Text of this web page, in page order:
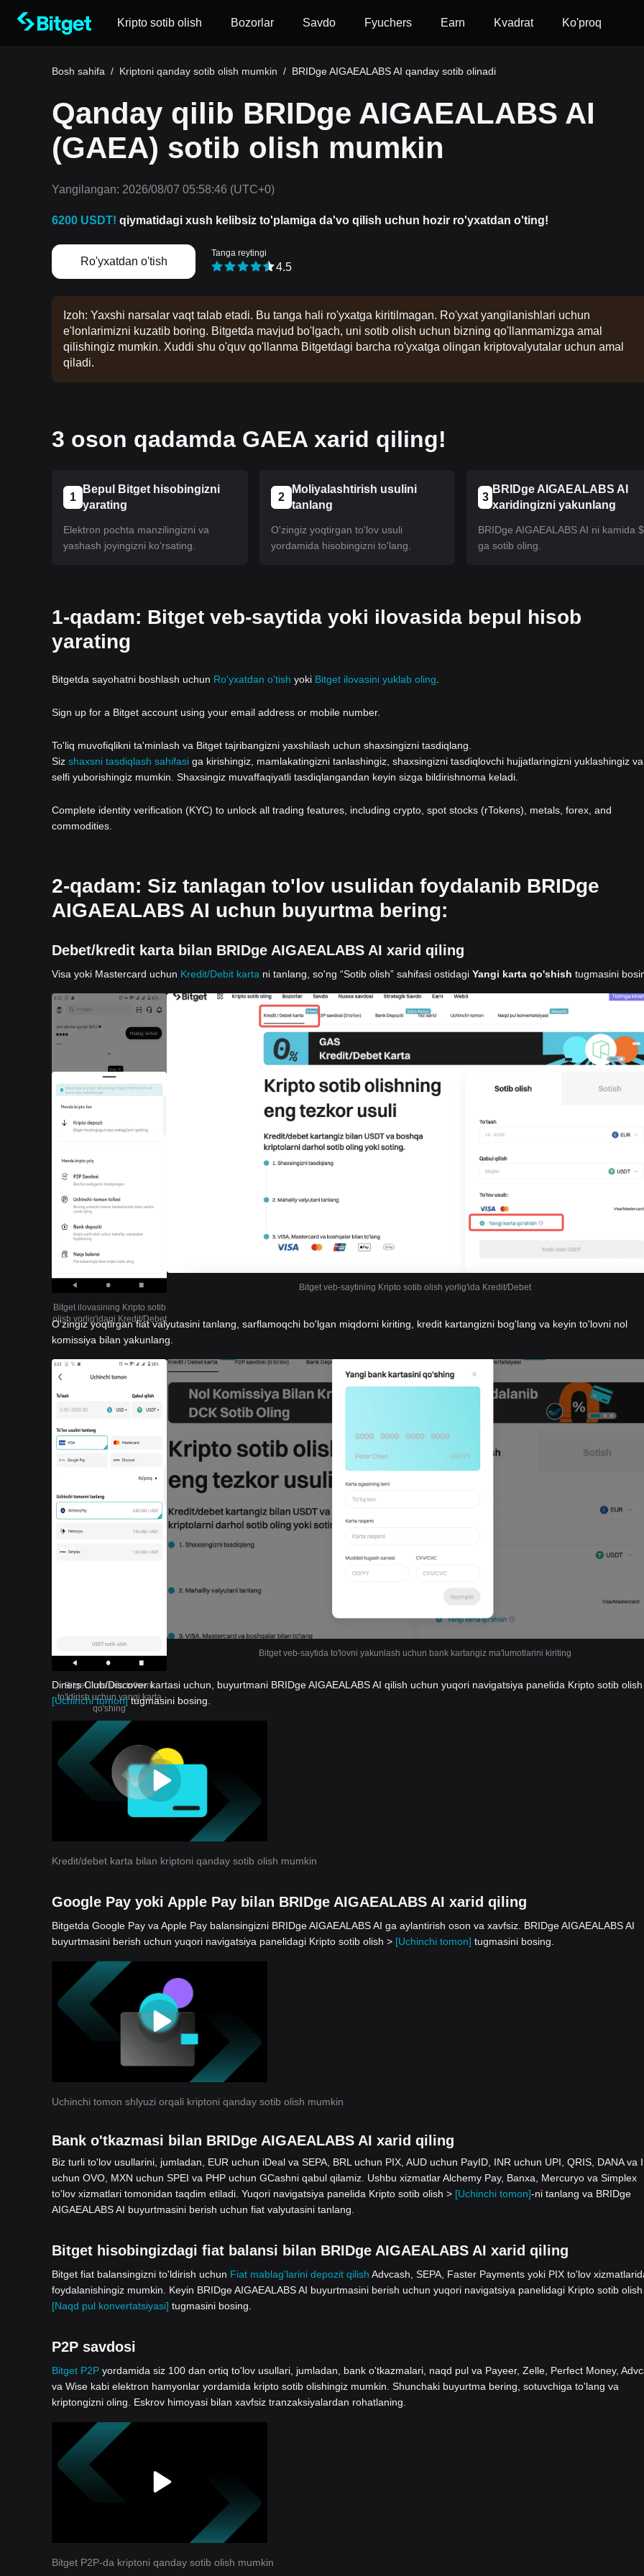
Kripto sotib olish Bozorlar Savdo Fyuchers Earn Kvadrat Ko'proq
Bosh sahifa / Kriptoni qanday sotib olish mumkin / BRIDge AIGAEALABS AI qanday sotib olinadi
Qanday qilib BRIDge AIGAEALABS AI
(GAEA) sotib olish mumkin
Yangilangan: 2026/08/07 05:58:46 (UTC+0)
6200 USDT! qiymatidagi xush kelibsiz to'plamiga da'vo qilish uchun hozir ro'yxatdan o'ting!
Ro'yxatdan o'tish
Tanga reytingi
4.5
Izoh: Yaxshi narsalar vaqt talab etadi. Bu tanga hali ro'yxatga kiritilmagan. Ro'yxat yangilanishlari uchun
e'lonlarimizni kuzatib boring. Bitgetda mavjud bo'lgach, uni sotib olish uchun bizning qo'llanmamizga amal
qilishingiz mumkin. Xuddi shu o'quv qo'llanma Bitgetdagi barcha ro'yxatga olingan kriptovalyutalar uchun amal
qiladi.
3 oson qadamda GAEA xarid qiling!
1
Bepul Bitget hisobingizni
yarating
Elektron pochta manzilingizni va
yashash joyingizni ko'rsating.
2
Moliyalashtirish usulini
tanlang
O'zingiz yoqtirgan to'lov usuli
yordamida hisobingizni to'lang.
3
BRIDge AIGAEALABS AI
xaridingizni yakunlang
BRIDge AIGAEALABS AI ni kamida
ga sotib oling.
1-qadam: Bitget veb-saytida yoki ilovasida bepul hisob
yarating
Bitgetda sayohatni boshlash uchun Ro'yxatdan o'tish yoki Bitget ilovasini yuklab oling
Sign up for a Bitget account using your email address or mobile number.
To'liq muvofiqlikni ta'minlash va Bitget tajribangizni yaxshilash uchun shaxsingizni tasdiqlang.
Siz shaxsni tasdiqlash sahifasi ga kirishingiz, mamlakatingizni tanlashingiz, shaxsingizni tasdiqlovchi hujjatlaringizni yuklashingiz va
selfi yuborishingiz mumkin. Shaxsingiz muvaffaqiyatli tasdiqlangandan keyin sizga bildirishnoma keladi.
Complete identity verification (KYC) to unlock all trading features, including crypto, spot stocks (rTokens), metals, forex, and
commodities.
2-qadam: Siz tanlagan to'lov usulidan foydalanib BRIDge
AIGAEALABS AI uchun buyurtma bering:
Debet/kredit karta bilan BRIDge AIGAEALABS AI xarid qiling
Visa yoki Mastercard uchun Kredit/Debit karta ni tanlang, so'ng “Sotib olish” sahifasi ostidagi Yangi karta qo'shish tugmasini
Bitget ilovasining Kripto sotib
olish yorlig'idagi Kredit/Debet
Bitget veb-saytining Kripto sotib olish yorlig'ida Kredit/Debet
O'zingiz yoqtirgan fiat valyutasini tanlang, sarflamoqchi bo'lgan miqdorni kiriting, kredit kartangizni bog'lang va keyin to'lovni nol
komissiya bilan yakunlang.
Bitget ilovasida to'lovni
to'ldirish uchun yangi karta
qo'shing
Bitget veb-saytida to'lovni yakunlash uchun bank kartangiz ma'lumotlarini kiriting
Diners Club/Discover kartasi uchun, buyurtmani BRIDge AIGAEALABS AI qilish uchun yuqori navigatsiya panelida Kripto sotib
[Uchinchi tomon]tugmasini bosing.
Kredit/debet karta bilan kriptoni qanday sotib olish mumkin
Google Pay yoki Apple Pay bilan BRIDge AIGAEALABS AI xarid qiling
Bitgetda Google Pay va Apple Pay balansingizni BRIDge AIGAEALABS AI ga aylantirish oson va xavfsiz. BRIDge AIGAEALABS AI
buyurtmasini berish uchun yuqori navigatsiya panelidagi Kripto sotib olish > [Uchinchi tomon] tugmasini bosing.
Uchinchi tomon shlyuzi orqali kriptoni qanday sotib olish mumkin
Bank o'tkazmasi bilan BRIDge AIGAEALABS AI xarid qiling
Biz turli to'lov usullarini, jumladan, EUR uchun iDeal va SEPA, BRL uchun PIX, AUD uchun PayID, INR uchun UPI, QRIS, DANA va
uchun OVO, MXN uchun SPEI va PHP uchun GCashni qabul qilamiz. Ushbu xizmatlar Alchemy Pay, Banxa, Mercuryo va Simplex
to'lov xizmatlari tomonidan taqdim etiladi. Yuqori navigatsiya panelida Kripto sotib olish > [Uchinchi tomon]-ni tanlang va BRIDge
AIGAEALABS AI buyurtmasini berish uchun fiat valyutasini tanlang.
Bitget hisobingizdagi fiat balansi bilan BRIDge AIGAEALABS AI xarid qiling
Bitget fiat balansingizni to'ldirish uchun Fiat mablag'larini depozit qilish Advcash, SEPA, Faster Payments yoki PIX to'lov
foydalanishingiz mumkin. Keyin BRIDge AIGAEALABS AI buyurtmasini berish uchun yuqori navigatsiya panelidagi Kripto sotib
[Naqd pul konvertatsiyasi] tugmasini bosing.
P2P savdosi
Bitget P2P yordamida siz 100 dan ortiq to'lov usullari, jumladan, bank o'tkazmalari, naqd pul va Payeer, Zelle, Perfect Money,
va Wise kabi elektron hamyonlar yordamida kripto sotib olishingiz mumkin. Shunchaki buyurtma bering, sotuvchiga to'lang va
kriptongizni oling. Eskrov himoyasi bilan xavfsiz tranzaksiyalardan rohatlaning.
Bitget P2P-da kriptoni qanday sotib olish mumkin